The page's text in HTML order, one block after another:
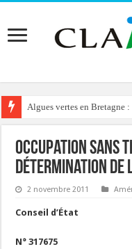
Algues vertes en Bretagne
Occupation sans
détermination de
2 novembre 2011
Conseil d’État
N° 317675